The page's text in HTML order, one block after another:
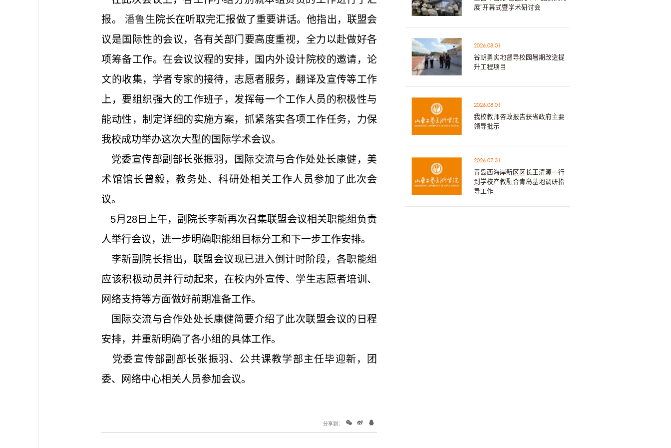
报。 潘鲁生 院长在听取完汇报做了重要讲话。他指出，联盟会
议是国际性的会议，各有关部门要高度重视，全力以赴做好各
项筹备工作。在会议议程的安排，国内外设计院校的邀请，论
文的收集，学者专家的接待，志愿者服务，翻译及宣传等工作
上，要组织强大的工作班子，发挥每一个工作人员的积极性与
能动性，制定详细的实施方案，抓紧落实各项工作任务，力保
我校成功举办这次大型的国际学术会议。
党委宣传部副部长张振羽，国际交流与合作处处长康健，美
术馆馆长曾毅，教务处、科研处相关工作人员参加了此次会
议。
5月28日上午，副院长李新再次召集联盟会议相关职能组负责
人举行会议，进一步明确职能组目标分工和下一步工作安排。
李新副院长指出，联盟会议现已进入倒计时阶段，各职能组
应该积极动员并行动起来，在校内外宣传、学生志愿者培训、
网络支持等方面做好前期准备工作。
国际交流与合作处处长康健简要介绍了此次联盟会议的日程
安排，并重新明确了各小组的具体工作。
党委宣传部副部长张振羽、公共课教学部主任毕迎新，团
委、网络中心相关人员参加会议。
分享到：
展”开幕式暨学术研讨会
2026.08.01
谷朝勇实地督导校园暑期改造提
升工程项目
2026.08.01
我校教师咨政报告获省政府主要
领导批示
2026.07.31
青岛西海岸新区区长王清源一行
到学校产教融合青岛基地调研指
导工作